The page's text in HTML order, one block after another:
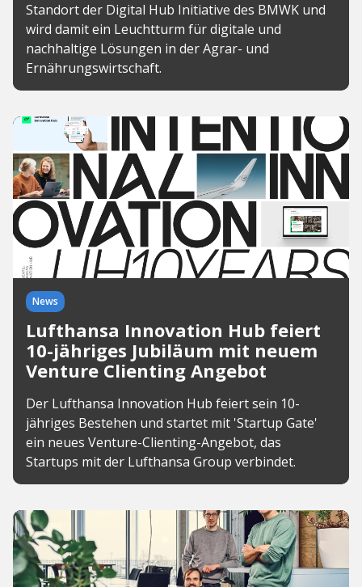
Standort der Digital Hub Initiative des BMWK und
wird damit ein Leuchtturm für digitale und
nachhaltige Lösungen in der Agrar- und
Ernährungswirtschaft.
News
Lufthansa Innovation Hub feiert
10-jähriges Jubiläum mit neuem
Venture Clienting Angebot
Der Lufthansa Innovation Hub feiert sein 10-
jähriges Bestehen und startet mit 'Startup Gate'
ein neues Venture-Clienting-Angebot, das
Startups mit der Lufthansa Group verbindet.